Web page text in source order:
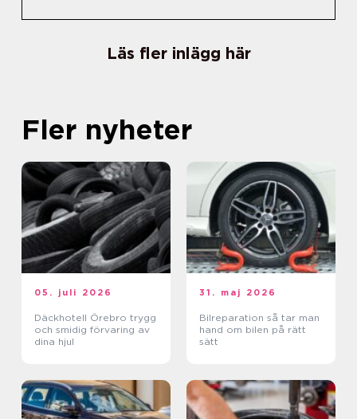
Läs fler inlägg här
Fler nyheter
05. juli 2026
Däckhotell Örebro trygg
och smidig förvaring av
dina hjul
31. maj 2026
Bilreparation så tar man
hand om bilen på rätt
sätt